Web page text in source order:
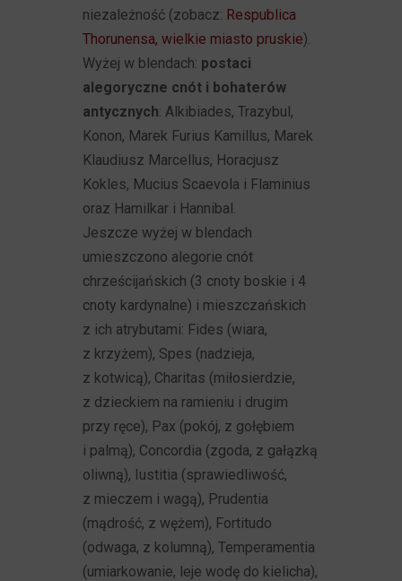
niezależność (zobacz: Respublica
Thorunensa, wielkie miasto pruskie).
Wyżej w blendach: postaci
alegoryczne cnót i bohaterów
antycznych: Alkibiades, Trazybul,
Konon, Marek Furius Kamillus, Marek
Klaudiusz Marcellus, Horacjusz
Kokles, Mucius Scaevola i Flaminius
oraz Hamilkar i Hannibal.
Jeszcze wyżej w blendach
umieszczono alegorie cnót
chrześcijańskich (3 cnoty boskie i 4
cnoty kardynalne) i mieszczańskich
z ich atrybutami: Fides (wiara,
z krzyżem), Spes (nadzieja,
z kotwicą), Charitas (miłosierdzie,
z dzieckiem na ramieniu i drugim
przy ręce), Pax (pokój, z gołębiem
i palmą), Concordia (zgoda, z gałązką
oliwną), Iustitia (sprawiedliwość,
z mieczem i wagą), Prudentia
(mądrość, z wężem), Fortitudo
(odwaga, z kolumną), Temperamentia
(umiarkowanie, leje wodę do kielicha),